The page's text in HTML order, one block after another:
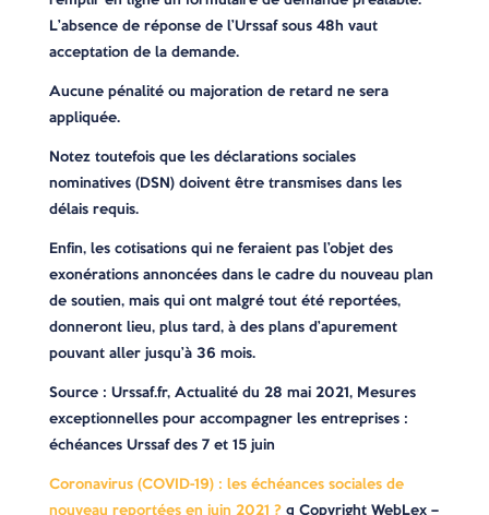
L’absence de réponse de l’Urssaf sous 48h vaut
acceptation de la demande.
Aucune pénalité ou majoration de retard ne sera
appliquée.
Notez toutefois que les déclarations sociales
nominatives (DSN) doivent être transmises dans les
délais requis.
Enfin, les cotisations qui ne feraient pas l’objet des
exonérations annoncées dans le cadre du nouveau plan
de soutien, mais qui ont malgré tout été reportées,
donneront lieu, plus tard, à des plans d’apurement
pouvant aller jusqu’à 36 mois.
Source: Urssaf.fr, Actualité du 28 mai 2021, Mesures
exceptionnelles pour accompagner les entreprises :
échéances Urssaf des 7 et 15 juin
Coronavirus (COVID-19) : les échéances sociales de
nouveau reportées en juin 2021 ?© Copyright WebLex –